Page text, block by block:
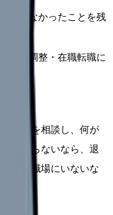
わらなかったことを残
勤務調整・在職転職に
に何を相談し、何が
変わらないなら、退
手が職場にいないな